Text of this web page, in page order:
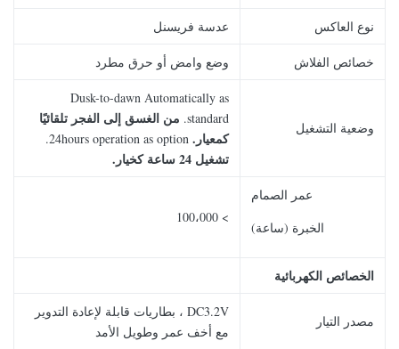
نوع العاكس عدسة فريسنل
خصائص الفلاش وضع وامض أو حرق مطرد
وضعية التشغيل
Dusk-to-dawn Automatically as
standard. من الغسق إلى الفجر تلقائيًا
كمعيار. 24hours operation as option.
تشغيل 24 ساعة كخيار.
عمر الصمام
الخبرة (ساعة)
> 100،000
الخصائص الكهربائية
مصدر التيار
DC3.2V ، بطاريات قابلة لإعادة التدوير
مع أخف عمر وطويل الأمد